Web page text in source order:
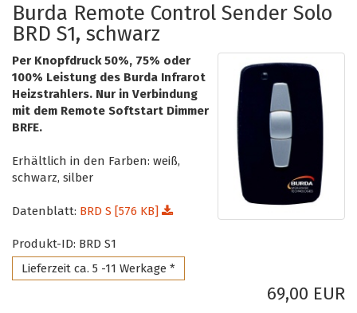
Burda Remote Control Sender Solo
BRD S1, schwarz
Per Knopfdruck 50%, 75% oder
100% Leistung des Burda Infrarot
Heizstrahlers. Nur in Verbindung
mit dem Remote Softstart Dimmer
BRFE.
Erhältlich in den Farben: weiß,
schwarz, silber
Datenblatt: BRD S [576 KB]
Produkt-ID: BRD S1
Lieferzeit ca. 5 -11 Werkage *
69,00 EUR